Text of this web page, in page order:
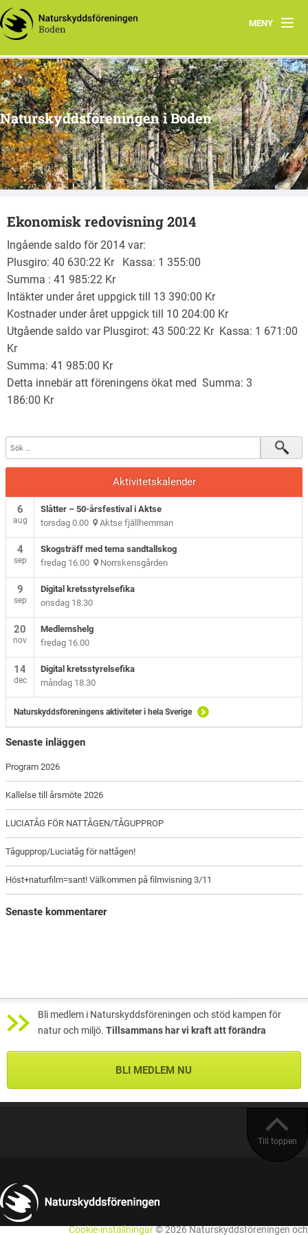
MENY
Hem
Om oss
Kontakta oss
Program
Årsmöte
Naturskyddsföreningen i Boden
Ekonomisk redovisning 2014
Ingående saldo för 2014 var:
Plusgiro: 40 630:22 Kr Kassa: 1 355:00
Summa : 41 985:22 Kr
Intäkter under året uppgick till 13 390:00 Kr
Kostnader under året uppgick till 10 204:00 Kr
Utgående saldo var Plusgirot: 43 500:22 Kr Kassa: 1 671:00
Kr
Summa: 41 985:00 Kr
Detta innebär att föreningens ökat med Summa: 3
186:00 Kr
Aktivitetskalender
6
aug
Slåtter – 50-årsfestival i Aktse
torsdag 0.00 Aktse fjällhemman
4
sep
Skogsträff med tema sandtallskog
fredag 16.00 Norrskensgården
9
sep
Digital kretsstyrelsefika
onsdag 18.30
20
nov
Medlemshelg
fredag 16.00
14
dec
Digital kretsstyrelsefika
måndag 18.30
Naturskyddsföreningens aktiviteter i hela Sverige
Senaste inläggen
Program 2026
Kallelse till årsmöte 2026
LUCIATÅG FÖR NATTÅGEN/TÅGUPPROP
Tågupprop/Luciatåg för nattågen!
Höst+naturfilm=sant! Välkommen på filmvisning 3/11
Senaste kommentarer
Bli medlem i Naturskyddsföreningen och stöd kampen för
natur och miljö. Tillsammans har vi kraft att förändra
BLI MEDLEM NU
Till toppen
Cookie-inställningar© 2026 Naturskyddsföreningen och